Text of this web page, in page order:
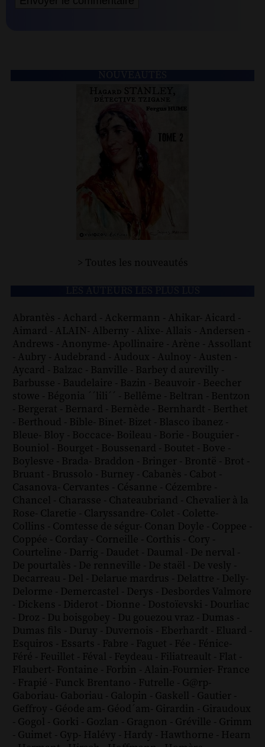
> Toutes les nouveautés
Abrantès - Achard - Ackermann - Ahikar- Aicard -
Aimard - ALAIN- Alberny - Alixe- Allais - Andersen -
Andrews - Anonyme- Apollinaire - Arène - Assollant
- Aubry - Audebrand - Audoux - Aulnoy - Austen -
Aycard - Balzac - Banville - Barbey d aurevilly -
Barbusse - Baudelaire - Bazin - Beauvoir - Beecher
stowe - Bégonia ´´lili´´ - Bellême - Beltran - Bentzon
- Bergerat - Bernard - Bernède - Bernhardt - Berthet
- Berthoud - Bible- Binet- Bizet - Blasco ibanez -
Bleue- Bloy - Boccace- Boileau - Borie - Bouguier -
Bouniol - Bourget - Boussenard - Boutet - Bove -
Boylesve - Brada- Braddon - Bringer - Brontë - Brot -
Bruant - Brussolo - Burney - Cabanès - Cabot -
Casanova- Cervantes - Césanne - Cézembre -
Chancel - Charasse - Chateaubriand - Chevalier à la
Rose- Claretie - Claryssandre- Colet - Colette-
Collins - Comtesse de ségur- Conan Doyle - Coppee -
Coppée - Corday - Corneille - Corthis - Cory -
Courteline - Darrig - Daudet - Daumal - De nerval -
De pourtalès - De renneville - De staël - De vesly -
Decarreau - Del - Delarue mardrus - Delattre - Delly-
Delorme - Demercastel - Derys - Desbordes Valmore
- Dickens - Diderot - Dionne - Dostoïevski - Dourliac
- Droz - Du boisgobey - Du gouezou vraz - Dumas -
Dumas fils - Duruy - Duvernois - Eberhardt - Eluard -
Esquiros - Essarts - Fabre - Faguet - Fée - Fénice-
Féré - Feuillet - Féval - Feydeau - Filiatreault - Flat -
Flaubert- Fontaine - Forbin - Alain-Fournier- France
- Frapié - Funck Brentano - Futrelle - G@rp-
Gaboriau- Gaboriau - Galopin - Gaskell - Gautier -
Geffroy - Géode am- Géod´am- Girardin - Giraudoux
- Gogol - Gorki - Gozlan - Gragnon - Gréville - Grimm
- Guimet - Gyp- Halévy - Hardy - Hawthorne - Hearn